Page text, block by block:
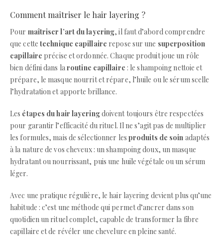
Comment maîtriser le hair layering ?
Pour maîtriser l’art du layering, il faut d’abord comprendre
que cette technique capillaire repose sur une superposition
capillaire précise et ordonnée. Chaque produit joue un rôle
bien défini dans la routine capillaire : le shampoing nettoie et
prépare, le masque nourrit et répare, l’huile ou le sérum scelle
l’hydratation et apporte brillance.
Les étapes du hair layeringdoivent toujours être respectées
pour garantir l’efficacité du rituel. Il ne s’agit pas de multiplier
les formules, mais de sélectionner les produits de soin adaptés
à la nature de vos cheveux : un shampoing doux, un masque
hydratant ou nourrissant, puis une huile végétale ou un sérum
léger.
Avec une pratique régulière, le hair layering devient plus qu’une
habitude : c’est une méthode qui permet d’ancrer dans son
quotidien un rituel complet, capable de transformer la fibre
capillaire et de révéler une chevelure en pleine santé.